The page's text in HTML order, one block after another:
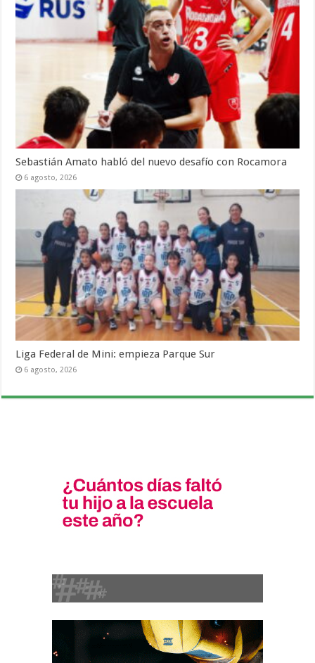
Sebastián Amato habló del nuevo desafío con Rocamora
6 agosto, 2026
Liga Federal de Mini: empieza Parque Sur
6 agosto, 2026